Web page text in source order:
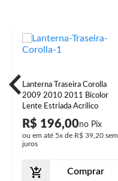
Lanterna Traseira Corolla
2009 2010 2011 Bicolor
Lente Estriada Acrílico
R$ 196,00
ou em até 5x de R$ 39,20 sem
juros
Comprar